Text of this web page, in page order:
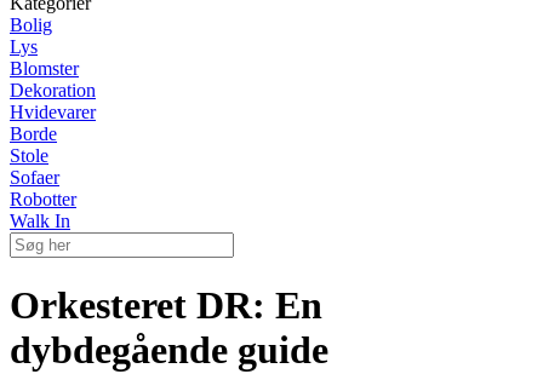
Bolig
Lys
Blomster
Dekoration
Hvidevarer
Borde
Stole
Sofaer
Robotter
Walk In
Orkesteret DR: En
dybdegående guide